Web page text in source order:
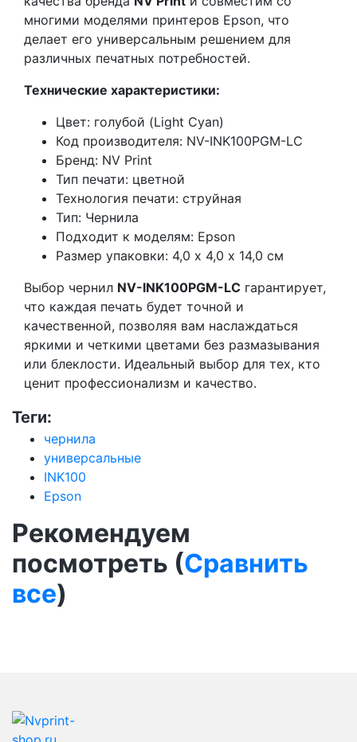
многими моделями принтеров Epson, что
делает его универсальным решением для
различных печатных потребностей.
Технические характеристики:
Цвет: голубой (Light Cyan)
Код производителя: NV-INK100PGM-LC
Бренд: NV Print
Тип печати: цветной
Технология печати: струйная
Тип: Чернила
Подходит к моделям: Epson
Размер упаковки: 4,0 х 4,0 х 14,0 см
Выбор чернил NV-INK100PGM-LC гарантирует,
что каждая печать будет точной и
качественной, позволяя вам наслаждаться
яркими и четкими цветами без размазывания
или блеклости. Идеальный выбор для тех, кто
ценит профессионализм и качество.
Теги:
чернила
универсальные
INK100
Epson
Рекомендуем
посмотреть (Сравнить
все)